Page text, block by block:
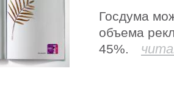
Госдума
объема
45%.